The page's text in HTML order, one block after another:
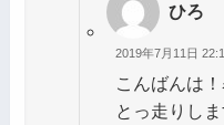
ひろ
2019年7月11日
こんばんは
とっ走りし